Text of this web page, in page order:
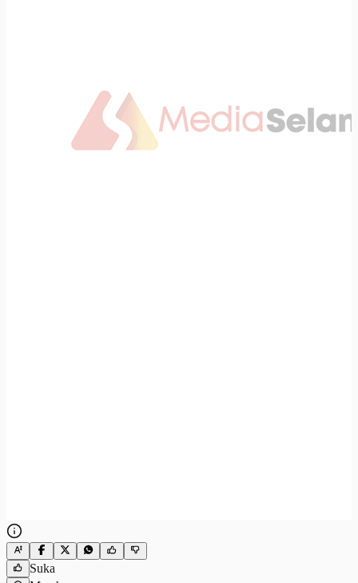
Suka